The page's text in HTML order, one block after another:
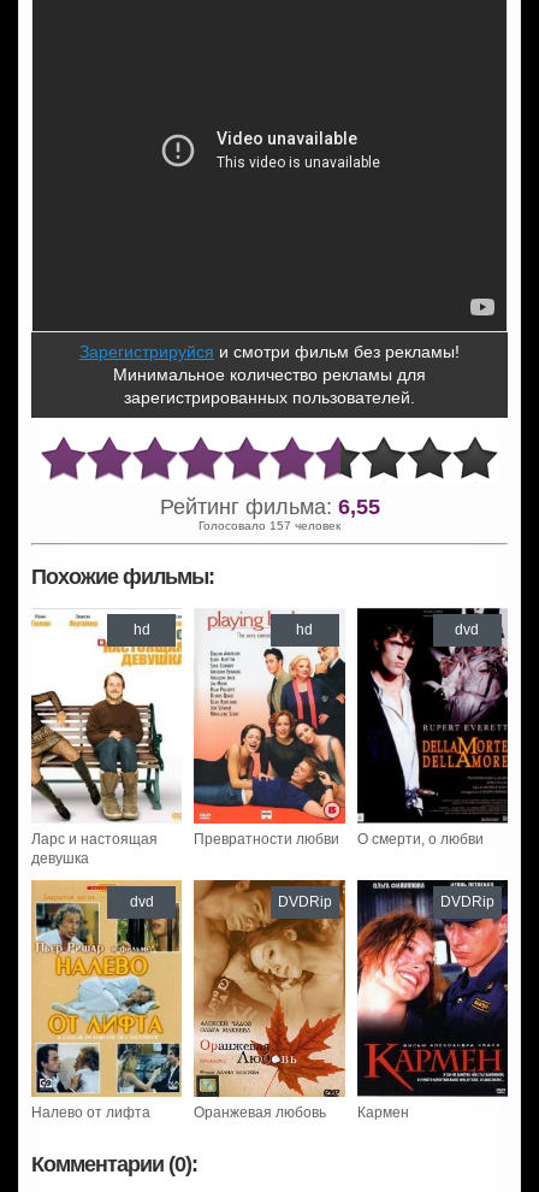
Зарегистрируйся и смотри фильм без рекламы!
Минимальное количество рекламы для
зарегистрированных пользователей.
Рейтинг фильма: 6,55
Голосовало 157 человек
Похожие фильмы:
Ларс и настоящая
девушка
hd
Превратности любви
hd
О смерти, о любви
dvd
Налево от лифта
dvd
Оранжевая любовь
DVDRip
Кармен
DVDRip
Комментарии (0):